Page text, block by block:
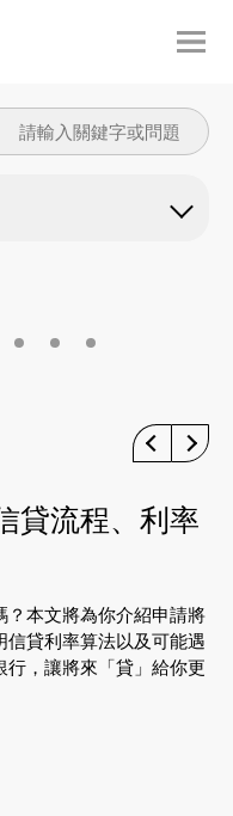
貸流程、利率
本文將為你介紹申請將
貸利率算法以及可能遇
，讓將來「貸」給你更